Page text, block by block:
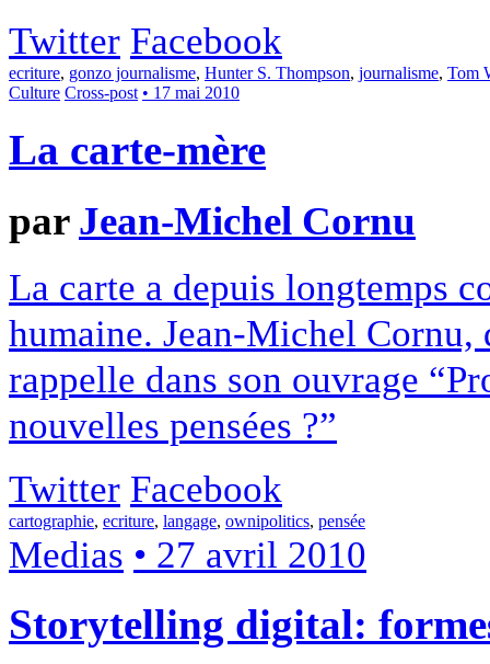
Twitter Facebook
ecriture, gonzo journalisme, Hunter S. Thompson, journalisme, Tom
Culture Cross-post • 17 mai 2010
La carte-mère
par Jean-Michel Cornu
La carte a depuis longtemps
humaine. Jean-Michel
rappelle dans son ouvrage
nouvelles pensées ?”
Twitter Facebook
cartographie, ecriture, langage, ownipolitics, pensée
Medias • 27 avril 2010
Storytelling digital: